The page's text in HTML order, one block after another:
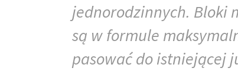
jednorodzinnych. Bloki
są w formule
pasować do istniejącej